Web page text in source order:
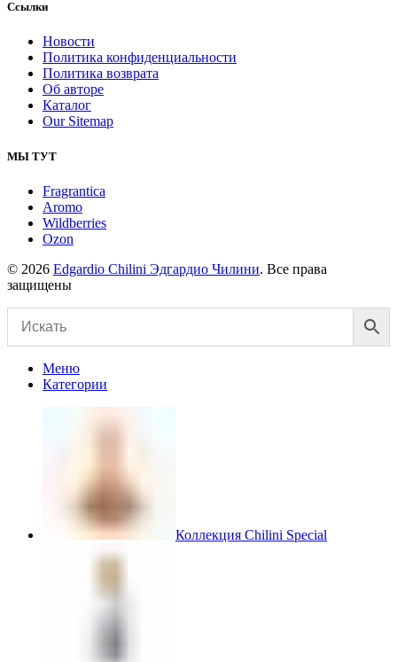
Ссылки
Новости
Политика конфиденциальности
Политика возврата
Об авторе
Каталог
Our Sitemap
МЫ ТУТ
Fragrantica
Aromo
Wildberries
Ozon
© 2026 Edgardio Chilini Эдгардио Чилини. Все права
защищены
Меню
Категории
Коллекция Chilini Special